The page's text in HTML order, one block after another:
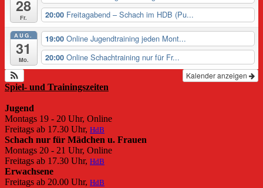
28
Fr. 20:00 Freitagabend – Schach im HDB (Pu...
AUG.
31
Mo.
19:00 Online Jugendtraining jeden Mont...
20:00 Online Schachtraining nur für Fr...
Kalender anzeigen
Spiel- und Trainingszeiten
Jugend
Montags 19 - 20 Uhr, Online
Freitags ab 17.30 Uhr, HdB
Schach nur für Mädchen u. Frauen
Montags 20 - 21 Uhr, Online
Freitags ab 17.30 Uhr, HdB
Erwachsene
Freitags ab 20.00 Uhr, HdB